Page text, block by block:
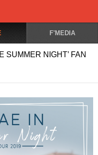
F'MEDIA
SUMMER NIGHT’ FAN